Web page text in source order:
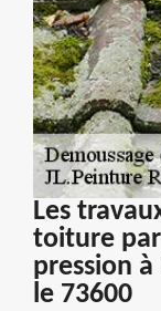
Les
toiture
pression
le 73600